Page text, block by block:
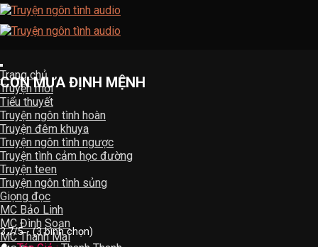
Skip
to
content
Trang chủ
Truyện mới
Tiểu thuyết
Truyện ngôn tình hoàn
Truyện đêm khuya
Truyện ngôn tình ngược
Truyện tình cảm học đường
Truyện teen
Truyện ngôn tình sủng
Giọng đọc
MC Bảo Linh
MC Đình Soạn
MC Thanh Mai
CƠN MƯA ĐỊNH MỆNH
3.7/5 - (3 bình chọn)